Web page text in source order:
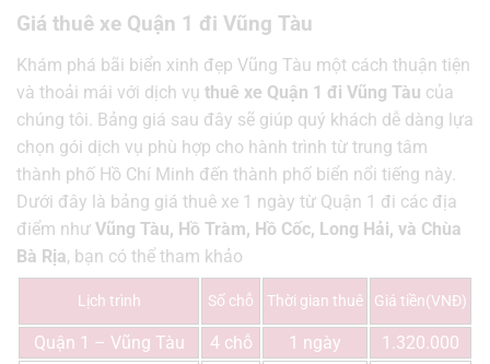
Giá thuê xe Quận 1 đi Vũng Tàu
Khám phá bãi biển xinh đẹp Vũng Tàu một cách thuận tiện
và thoải mái với dịch vụ thuê xe Quận 1 đi Vũng Tàu của
chúng tôi. Bảng giá sau đây sẽ giúp quý khách dễ dàng lựa
chọn gói dịch vụ phù hợp cho hành trình từ trung tâm
thành phố Hồ Chí Minh đến thành phố biển nổi tiếng này.
Dưới đây là bảng giá thuê xe 1 ngày từ Quận 1 đi các địa
điểm như Vũng Tàu, Hồ Tràm, Hồ Cốc, Long Hải, và Chùa
Bà Rịa, bạn có thể tham khảo
Lịch trình Số chỗ Thời gian thuê Giá tiền(VNĐ)
Quận 1 – Vũng Tàu 4 chỗ 1 ngày
1.320.000